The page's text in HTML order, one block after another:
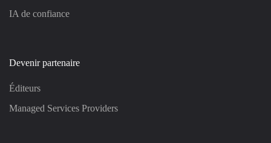
IA de confiance
Devenir partenaire
Éditeurs
Managed Services Providers